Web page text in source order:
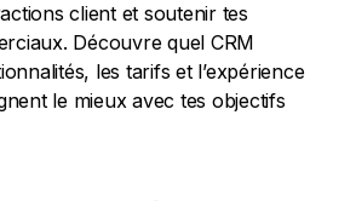
client et soutenir tes
Découvre quel CRM
les tarifs et l’expérience
le mieux avec tes objectifs